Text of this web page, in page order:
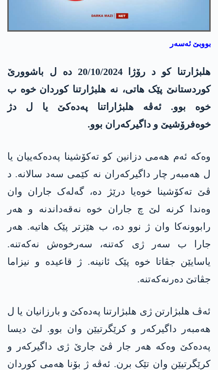
بووبێ ئەسەر
ھلبژارتنا کو د رۆژا 20/10/2024 دە ل باشوورێ
کوردستانێ پێک ھاتی، نە ھلبژارتنا کوردان خوە ب
خوە بوو. ئەڤە ھلبژاراتنا پەدەکێ یا ل دژ
خوەفرۆشیێ و داگیرکەران بوو.
وەکە ئەم ھەمی دزانین کو تەکۆشینا پەدەکەییان یا
ل ھەمبەر چار داگیرکەران نە کێمی سەد سالانە. د
ڤێ تەکۆشینا خوەیا درێژ دە، گەلەک جاران وان
وەندا کرنە لێ چ جاران خوە نەقەداندنە و ھەر
رابوونەکا وان ژ نوو دە، ب ھێزتر پێک ھاتیە. ھەر
جارا ب سەر ژی کەتنە، سەرخوەش نەکەتنە.
یاسایێن جڤاتا خوە پێک ئانینە. ژ قاعیدە و نیزاما
جڤاتێ دەرنەکەتنە.
ئەڤ ھلبژارتن ژی ھلبژارتنا پەدەکێ و بارزانیان یا ل
ھەمبەر داگیرکەر و کرێگرتیێن وان بوو. لێ دیسا
پەدەکێ وەکە ھەر جار ڤێ جارێ ژی داگیرکەر و
کرێگرتیێن وان تێک برن. ئەڤە ژ بۆنا ھەمی کوردان